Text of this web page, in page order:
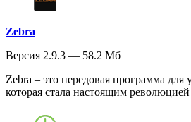
Zebra
Версия 2.9.3 — 58.2 Мб
Zebra – это передовая программа для
которая стала настоящим